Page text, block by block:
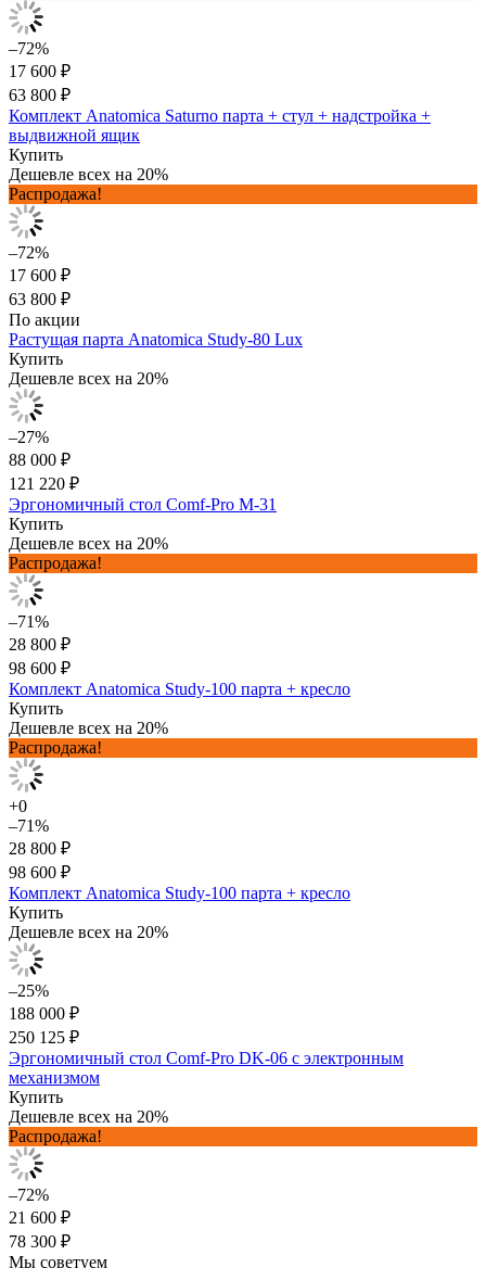
–72%
17 600 ₽
63 800 ₽
Комплект Anatomica Saturno парта + стул + надстройка +
выдвижной ящик
Купить
Дешевле всех на 20%
Распродажа!
–72%
17 600 ₽
63 800 ₽
По акции
Растущая парта Anatomica Study-80 Lux
Купить
Дешевле всех на 20%
–27%
88 000 ₽
121 220 ₽
Эргономичный стол Comf-Pro M-31
Купить
Дешевле всех на 20%
Распродажа!
–71%
28 800 ₽
98 600 ₽
Комплект Anatomica Study-100 парта + кресло
Купить
Дешевле всех на 20%
Распродажа!
+0
–71%
28 800 ₽
98 600 ₽
Комплект Anatomica Study-100 парта + кресло
Купить
Дешевле всех на 20%
–25%
188 000 ₽
250 125 ₽
Эргономичный стол Comf-Pro DK-06 с электронным
механизмом
Купить
Дешевле всех на 20%
Распродажа!
–72%
21 600 ₽
78 300 ₽
Мы советуем